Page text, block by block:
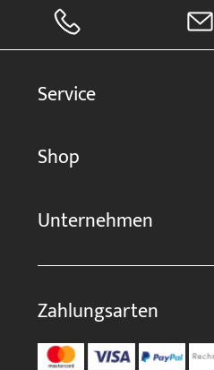
Service
Shop
Unternehmen
Zahlungsarten